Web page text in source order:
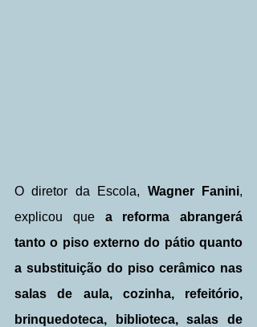
O diretor da Escola, Wagner Fanini,
explicou que a reforma abrangerá
tanto o piso externo do pátio quanto
a substituição do piso cerâmico nas
salas de aula, cozinha, refeitório,
brinquedoteca, biblioteca, salas de